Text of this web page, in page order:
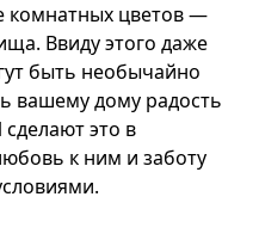
комнатных цветов —
Ввиду этого даже
быть необычайно
вашему дому радость
это в
к ним и заботу